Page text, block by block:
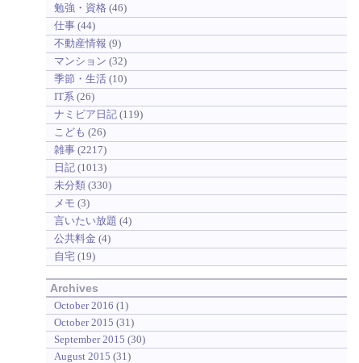
勉強・資格(46)
仕事(44)
不動産情報 (9)
マンション (32)
季節・生活(10)
IT系(26)
ナミビア日記(119)
こども (26)
雑事(2217)
日記(1013)
未分類(330)
メモ (3)
言いたい放題 (4)
公共料金 (4)
自宅 (19)
Archives
October 2016 (1)
October 2015 (31)
September 2015 (30)
August 2015 (31)